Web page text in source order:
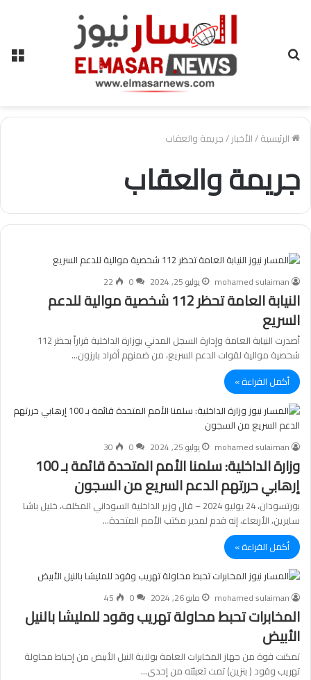
الرئيسية/الأخبار/جريمة والعقاب
جريمة والعقاب
mohamed sulaiman يوليو 25, 2024 0
22
النيابة العامة تحظر 112 شخصية موالية للدعم
السريع
أصدرت النيابة العامة وإدارة السجل المدني بوزارة الداخلية قراراً بحظر 112
شخصية موالية لقوات الدعم السريع، من ضمنهم أفراد بارزون…
أكمل القراءة »
mohamed sulaiman يوليو 25, 2024 0
30
وزارة الداخلية: سلمنا الأمم المتحدة قائمة بـ 100
إرهابي حررتهم الدعم السريع من السجون
بورتسودان، 24 يوليو 2024 – قال وزير الداخلية السوداني المكلف، خليل باشا
سايرين، الأربعاء، إنه قدم لمدير مكتب الأمم المتحدة…
أكمل القراءة »
mohamed sulaiman مايو 26, 2024 0
45
المخابرات تحبط محاولة تهريب وقود للمليشا بالنيل
الأبيض
تمكنت قوة من جهاز المخابرات العامة بولاية النيل الأبيض من إحباط محاولة
تهريب وقود ( بنزين) تمت تعبئته من إحدى…